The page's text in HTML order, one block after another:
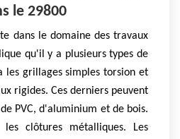
le 29800
dans le domaine des travaux
qu'il y a plusieurs types de
les grillages simples torsion et
rigides. Ces derniers peuvent
PVC, d'aluminium et de bois.
clôtures métalliques. Les